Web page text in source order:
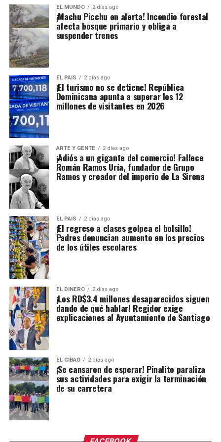
EL MUNDO 2 días ago
¡Machu Picchu en alerta! Incendio forestal
afecta bosque primario y obliga a
suspender trenes
EL PAIS 2 días ago
¡El turismo no se detiene! República
Dominicana apunta a superar los 12
millones de visitantes en 2026
ARTE Y GENTE 2 días ago
¡Adiós a un gigante del comercio! Fallece
Román Ramos Uría, fundador de Grupo
Ramos y creador del imperio de La Sirena
EL PAIS 2 días ago
¡El regreso a clases golpea el bolsillo!
Padres denuncian aumento en los precios
de los útiles escolares
EL DINERO 2 días ago
¡Los RD$3.4 millones desaparecidos siguen
dando de qué hablar! Regidor exige
explicaciones al Ayuntamiento de Santiago
EL CIBAO 2 días ago
¡Se cansaron de esperar! Pinalito paraliza
sus actividades para exigir la terminación
de su carretera